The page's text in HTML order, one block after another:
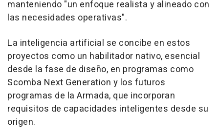
manteniendo "un enfoque realista y alineado con
las necesidades operativas".
La inteligencia artificial se concibe en estos
proyectos como un habilitador nativo, esencial
desde la fase de diseño, en programas como
Scomba Next Generation y los futuros
programas de la Armada, que incorporan
requisitos de capacidades inteligentes desde su
origen.